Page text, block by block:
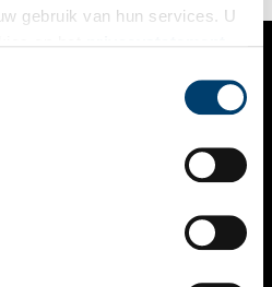
gebruik van hun services. U